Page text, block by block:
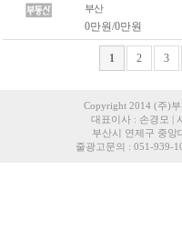
부산
0만원/0만원
1 2 3
Copyright 2014 (주)
대표이사 : 손경모 |
부산시 연제구 중앙
줄광고문의 : 051-939-